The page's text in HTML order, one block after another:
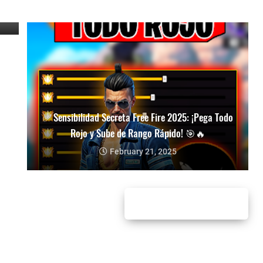
✅ Sensibilidad Secreta Free Fire 2025: ¡Pega Todo
Rojo y Sube de Rango Rápido! 🎯🔥
February 21, 2025